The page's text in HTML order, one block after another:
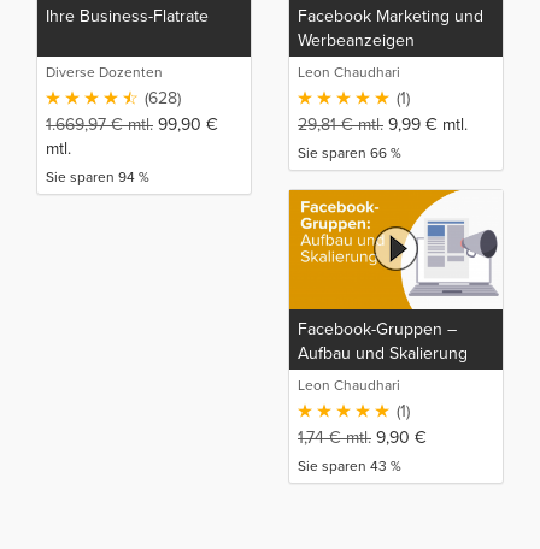
Ihre Business-Flatrate
Diverse Dozenten
(628)
1.669,97€mtl. 99,90 €
mtl.
Sie sparen 94 %
Facebook Marketing und
Werbeanzeigen
Meisterkurs
Leon Chaudhari
(1)
29,81€mtl. 9,99 € mtl.
Sie sparen 66 %
Facebook-Gruppen –
Aufbau und Skalierung
Leon Chaudhari
(1)
1,74€mtl. 9,90 €
Sie sparen 43 %